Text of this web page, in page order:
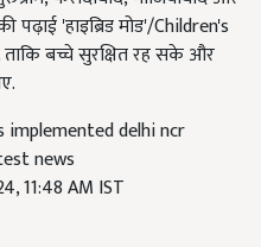
'हाइब्रिड मोड'/Children's
बच्चे सुरक्षित रह सके और
implemented delhi ncr
news
11:48 AM IST